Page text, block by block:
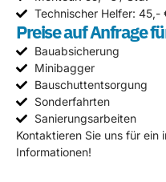
Technischer Helfer: 45,-
Preise auf Anfrage
Bauabsicherung
Minibagger
Bauschuttentsorgung
Sonderfahrten
Sanierungsarbeiten
Kontaktieren Sie uns für
Informationen!